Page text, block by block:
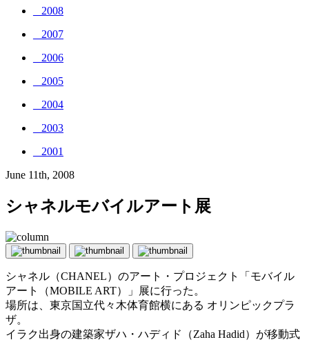
_ 2008
_ 2007
_ 2006
_ 2005
_ 2004
_ 2003
_ 2001
June 11th, 2008
シャネルモバイルアート展
シャネル（CHANEL）のアート・プロジェクト「モバイル
アート（MOBILE ART）」展に行った。
場所は、東京国立代々木体育館横にある オリンピックプラ
ザ。
イラク出身の建築家ザハ・ハディド（Zaha Hadid）が移動式